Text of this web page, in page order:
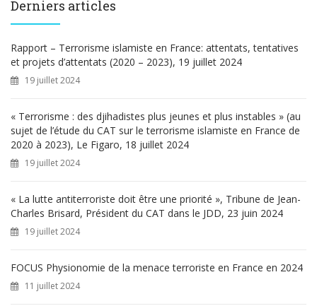
e
h
e
r
Derniers articles
Rapport – Terrorisme islamiste en France: attentats, tentatives
et projets d’attentats (2020 – 2023), 19 juillet 2024
19 juillet 2024
« Terrorisme : des djihadistes plus jeunes et plus instables » (au
sujet de l’étude du CAT sur le terrorisme islamiste en France de
2020 à 2023), Le Figaro, 18 juillet 2024
19 juillet 2024
« La lutte antiterroriste doit être une priorité », Tribune de Jean-
Charles Brisard, Président du CAT dans le JDD, 23 juin 2024
19 juillet 2024
FOCUS Physionomie de la menace terroriste en France en 2024
11 juillet 2024